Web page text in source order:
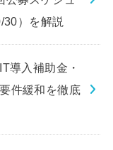
30）を解説
導入補助金・
件緩和を徹底